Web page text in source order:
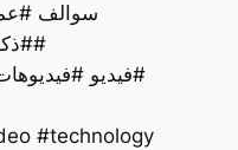
سوالف
#ذكاءاصطناعي #تكنولوجيا #لايك#
فيديو #فيديوهات #لايك #لايكات #خبر #اخبار#
#technology